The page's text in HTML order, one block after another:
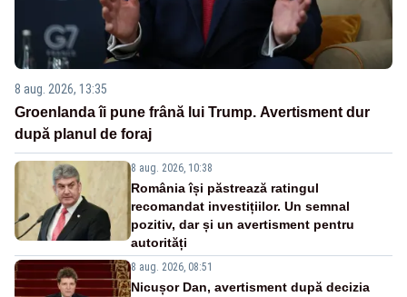
8 aug. 2026, 13:35
Groenlanda îi pune frână lui Trump. Avertisment dur
după planul de foraj
8 aug. 2026, 10:38
România își păstrează ratingul
recomandat investițiilor. Un semnal
pozitiv, dar și un avertisment pentru
autorități
8 aug. 2026, 08:51
Nicușor Dan, avertisment după decizia